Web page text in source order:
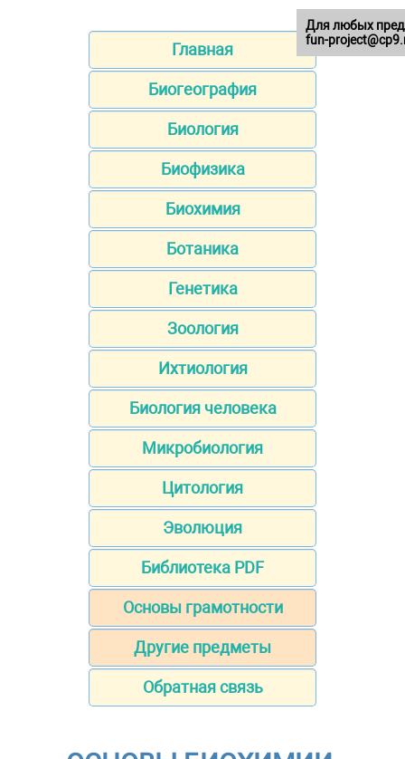
Главная
Биогеография
Биология
Биофизика
Биохимия
Ботаника
Генетика
Зоология
Ихтиология
Биология человека
Микробиология
Цитология
Эволюция
Библиотека PDF
Основы грамотности
Другие предметы
Обратная связь
Для любых
fun-